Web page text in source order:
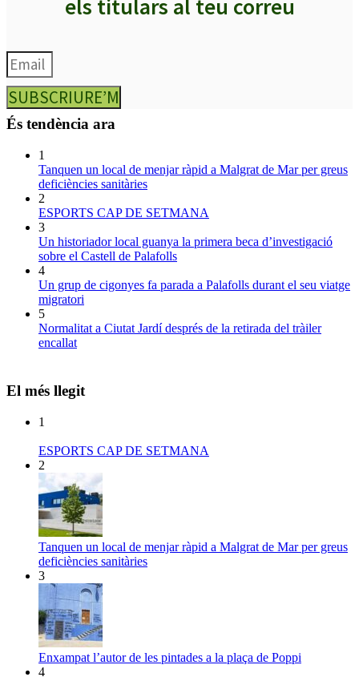
els titulars al teu correu
SUBSCRIURE’M
És tendència ara
1
Tanquen un local de menjar ràpid a Malgrat de Mar per greus
deficiències sanitàries
2
ESPORTS CAP DE SETMANA
3
Un historiador local guanya la primera beca d’investigació
sobre el Castell de Palafolls
4
Un grup de cigonyes fa parada a Palafolls durant el seu viatge
migratori
5
Normalitat a Ciutat Jardí després de la retirada del tràiler
encallat
El més llegit
1
ESPORTS CAP DE SETMANA
2
Tanquen un local de menjar ràpid a Malgrat de Mar per greus
deficiències sanitàries
3
Enxampat l’autor de les pintades a la plaça de Poppi
4